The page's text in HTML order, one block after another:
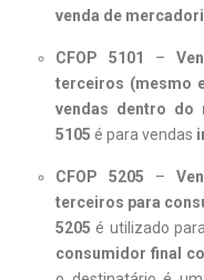
venda de
CFOP 5101 –
terceiros (mesmo
vendas dentro do
5105 é para vendas
CFOP 5205 –
terceiros para
5205 é utilizado
consumidor final